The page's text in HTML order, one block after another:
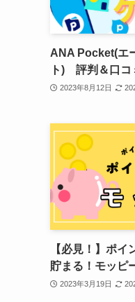
ANA Pocket(エ
ト) 評判＆口コ
2023年8月12日
【必見！】ポイ
貯まる！モッピ
2023年3月19日